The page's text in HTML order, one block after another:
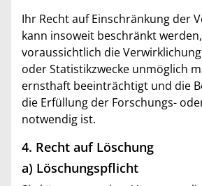
Ihr Recht auf Einschränkung der
kann insoweit beschränkt
voraussichtlich die
oder Statistikzwecke unmöglich
ernsthaft beeinträchtigt und die
die Erfüllung der Forschungs-
notwendig ist.
4. Recht auf Löschung
a) Löschungspflicht